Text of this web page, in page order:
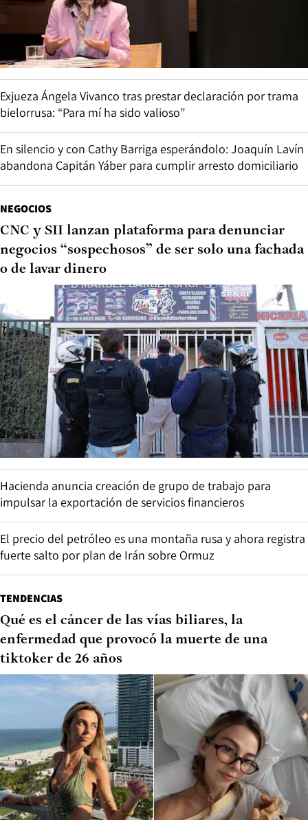
Exjueza Ángela Vivanco tras prestar declaración por trama
bielorrusa: “Para mí ha sido valioso”
En silencio y con Cathy Barriga esperándolo: Joaquín Lavín
abandona Capitán Yáber para cumplir arresto domiciliario
NEGOCIOS
CNC y SII lanzan plataforma para denunciar
negocios “sospechosos” de ser solo una fachada
o de lavar dinero
Hacienda anuncia creación de grupo de trabajo para
impulsar la exportación de servicios financieros
El precio del petróleo es una montaña rusa y ahora registra
fuerte salto por plan de Irán sobre Ormuz
TENDENCIAS
Qué es el cáncer de las vías biliares, la
enfermedad que provocó la muerte de una
tiktoker de 26 años